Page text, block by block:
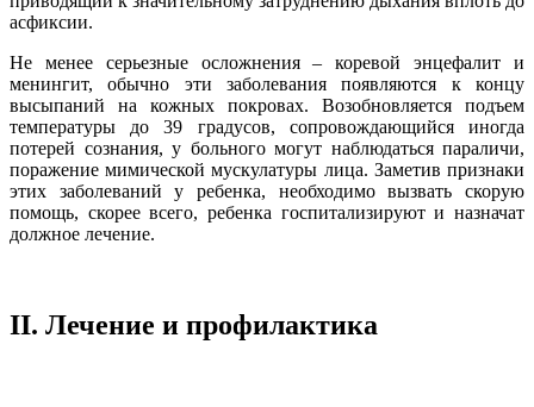
асфиксии.
Не менее серьезные осложнения – коревой энцефалит и
менингит, обычно эти заболевания появляются к концу
высыпаний на кожных покровах. Возобновляется подъем
температуры до 39 градусов, сопровождающийся иногда
потерей сознания, у больного могут наблюдаться параличи,
поражение мимической мускулатуры лица. Заметив признаки
этих заболеваний у ребенка, необходимо вызвать скорую
помощь, скорее всего, ребенка госпитализируют и назначат
должное лечение.
II. Лечение и профилактика